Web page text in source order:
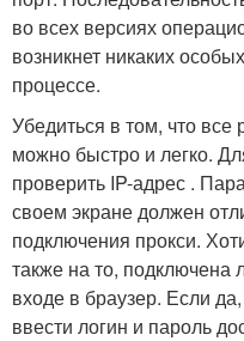
во всех версиях
возникнет никаких
процессе.
Убедиться в том, что
можно быстро и легко.
проверить IP-адрес .
своем экране должен
подключения прокси.
также на то, подключена
входе в браузер. Если
ввести логин и пароль